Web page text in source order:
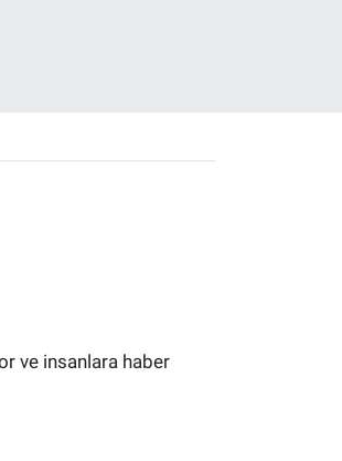
ve insanlara haber